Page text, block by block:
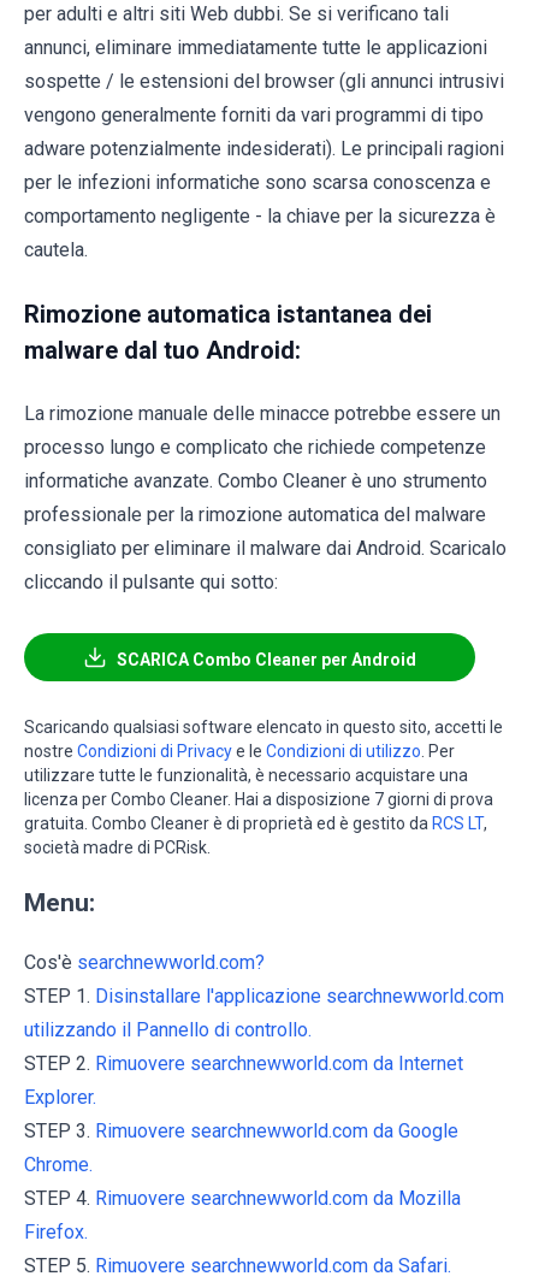
per adulti e altri siti Web dubbi. Se si verificano tali
annunci, eliminare immediatamente tutte le applicazioni
sospette / le estensioni del browser (gli annunci intrusivi
vengono generalmente forniti da vari programmi di tipo
adware potenzialmente indesiderati). Le principali ragioni
per le infezioni informatiche sono scarsa conoscenza e
comportamento negligente - la chiave per la sicurezza è
cautela.
Rimozione automatica istantanea dei
malware dal tuo Android:
La rimozione manuale delle minacce potrebbe essere un
processo lungo e complicato che richiede competenze
informatiche avanzate. Combo Cleaner è uno strumento
professionale per la rimozione automatica del malware
consigliato per eliminare il malware dai Android. Scaricalo
cliccando il pulsante qui sotto:
SCARICA Combo Cleaner per Android
Scaricando qualsiasi software elencato in questo sito, accetti le
nostre Condizioni di Privacye le Condizioni di utilizzo . Per
utilizzare tutte le funzionalità, è necessario acquistare una
licenza per Combo Cleaner. Hai a disposizione 7 giorni di prova
gratuita. Combo Cleaner è di proprietà ed è gestito da RCS LT,
società madre di PCRisk.
Menu:
Cos'è searchnewworld.com?
STEP 1. Disinstallare l'applicazione searchnewworld.com
utilizzando il Pannello di controllo.
STEP 2. Rimuovere searchnewworld.com da Internet
Explorer.
STEP 3. Rimuovere searchnewworld.com da Google
Chrome.
STEP 4. Rimuovere searchnewworld.com da Mozilla
Firefox.
STEP 5. Rimuovere searchnewworld.com da Safari.